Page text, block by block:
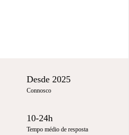
Desde 2025
Connosco
10-24h
Tempo médio de resposta